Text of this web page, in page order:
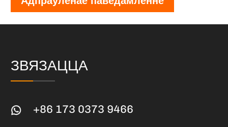
ЗВЯЗАЦЦА
+86 173 0373 9466